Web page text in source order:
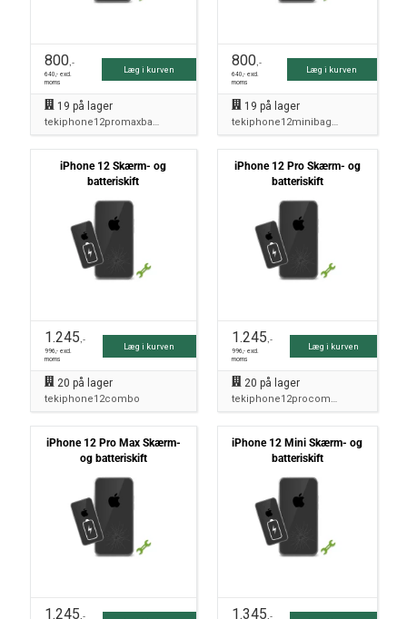
800,-
640,- excl.
moms
Læg i kurven
19 på lager
tekiphone12promaxbagside
800,-
640,- excl.
moms
Læg i kurven
19 på lager
tekiphone12minibagside
iPhone 12 Skærm- og
batteriskift
1.245,-
996,- excl.
moms
Læg i kurven
20 på lager
tekiphone12combo
iPhone 12 Pro Skærm- og
batteriskift
1.245,-
996,- excl.
moms
Læg i kurven
20 på lager
tekiphone12procombo
iPhone 12 Pro Max Skærm-
og batteriskift
1.245,-
iPhone 12 Mini Skærm- og
batteriskift
1.345,-